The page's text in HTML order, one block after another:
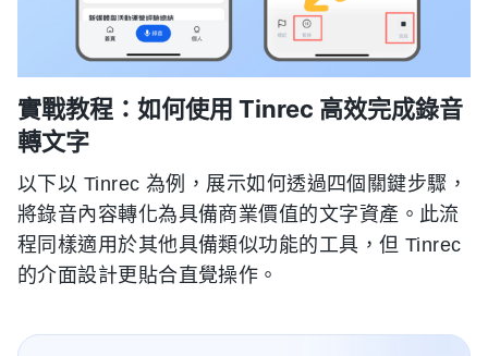
實戰教程：如何使用 Tinrec 高效完成錄音
轉文字
以下以 Tinrec 為例，展示如何透過四個關鍵步驟，
將錄音內容轉化為具備商業價值的文字資產。此流
程同樣適用於其他具備類似功能的工具，但 Tinrec
的介面設計更貼合直覺操作。